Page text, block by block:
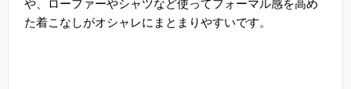
や、ローファーやシャツなど使ってフォーマル感を高め
た着こなしがオシャレにまとまりやすいです。